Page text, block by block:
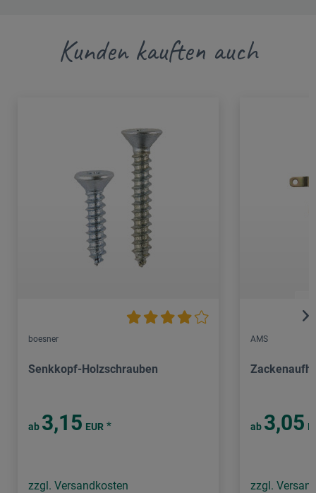
Kunden kauften auch
boesner
Senkkopf-Holzschrauben
ab 3,15 EUR *
zzgl. Versandkosten
AMS
ab 3,05
zzgl.